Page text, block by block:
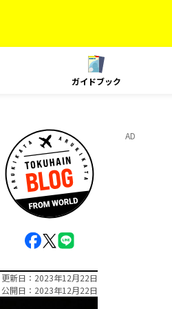
ガイドブック
更新日
2023年12月22日
公開日
2023年12月22日
AD